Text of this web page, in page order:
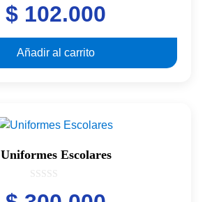
o
u
o
5
$ 102.000
Añadir al carrito
Uniformes Escolares
o